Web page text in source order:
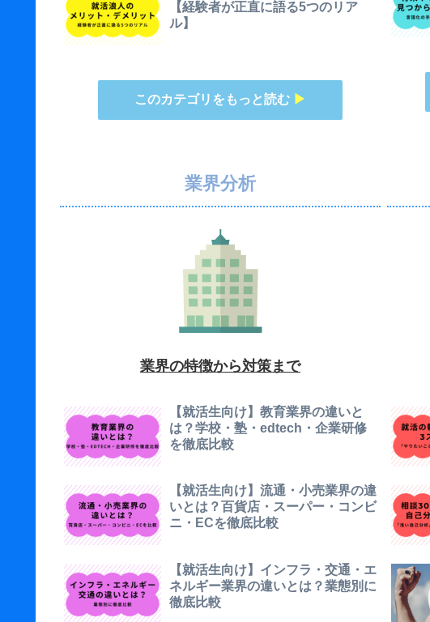
【経験者が正直に語る5つのリア
ル】
このカテゴリをもっと読む ▶
業界分析
業界の特徴から対策まで
【就活生向け】教育業界の違いと
は？学校・塾・edtech・企業研修
を徹底比較
【就活生向け】流通・小売業界の違
いとは？百貨店・スーパー・コンビ
ニ・ECを徹底比較
【就活生向け】インフラ・交通・エ
ネルギー業界の違いとは？業態別に
徹底比較